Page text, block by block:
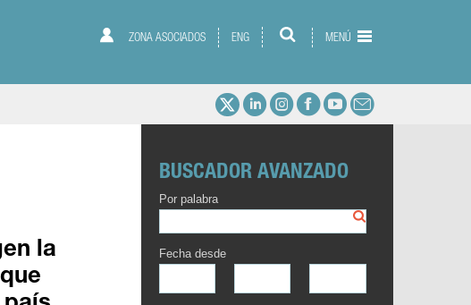
ZONA ASOCIADOS ENG MENÚ
la
BUSCADOR AVANZADO
Por palabra
Fecha desde